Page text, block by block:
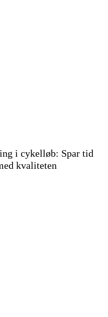
i cykelløb: Spar tid
kvaliteten